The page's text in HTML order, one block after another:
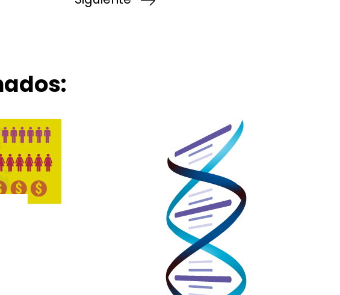
de Marketing Online
de tienda online
formar parte de
Me recomendaron Coodex
Os encontré por Internet
He visto trabajos vuestros que
me han gustado